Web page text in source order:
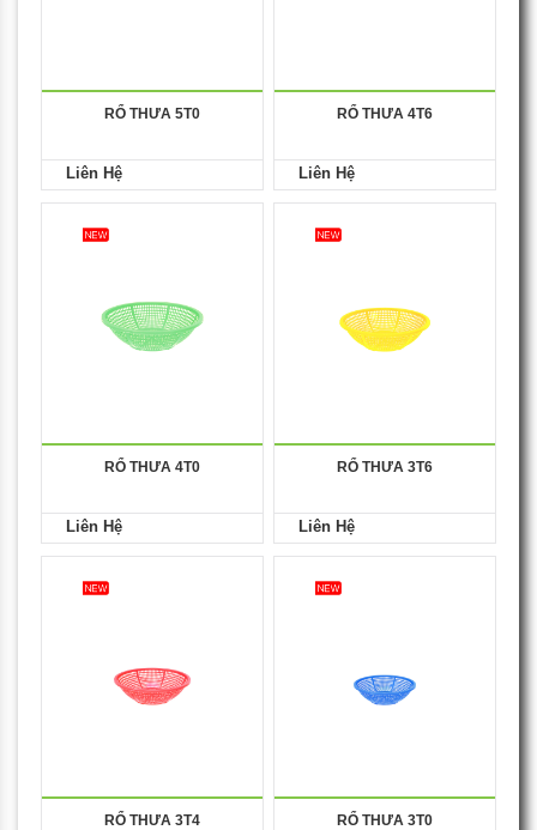
RỔ THƯA 5T0
Liên Hệ
RỔ THƯA 4T6
Liên Hệ
RỔ THƯA 4T0
Liên Hệ
RỔ THƯA 3T6
Liên Hệ
RỔ THƯA 3T4 RỔ THƯA 3T0